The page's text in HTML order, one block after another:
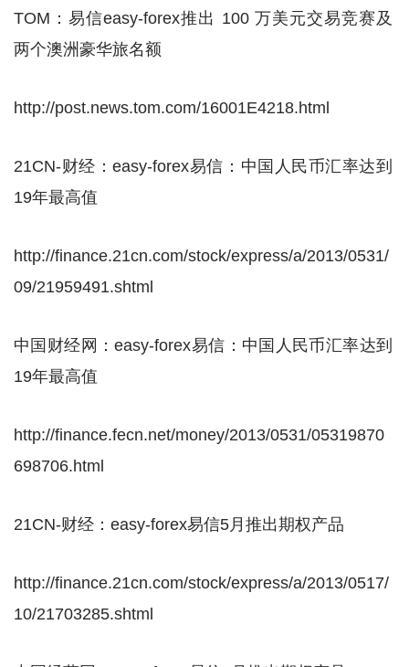
TOM：易信easy-forex推出 100 万美元交易竞赛及
两个澳洲豪华旅名额
http://post.news.tom.com/16001E4218.html
21CN-财经：easy-forex易信：中国人民币汇率达到
19年最高值
http://finance.21cn.com/stock/express/a/2013/0531/
09/21959491.shtml
中国财经网：easy-forex易信：中国人民币汇率达到
19年最高值
http://finance.fecn.net/money/2013/0531/05319870
698706.html
21CN-财经：easy-forex易信5月推出期权产品
http://finance.21cn.com/stock/express/a/2013/0517/
10/21703285.shtml